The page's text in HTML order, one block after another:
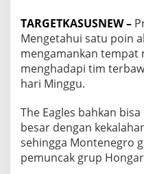
i
f
i
i
E
u
r
o
TARGETKASUSNEW –
Mengetahui satu poin
mengamankan tempat
menghadapi tim
hari Minggu.
The Eagles bahkan
besar dengan
sehingga Montenegro
pemuncak grup